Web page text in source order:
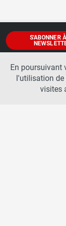
S'ABONNER
En poursuivant
l'utilisation de
visites